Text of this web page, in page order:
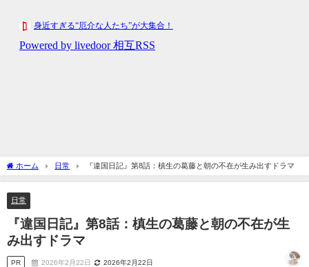
ホーム 日常 『違国日記』第8話：槙生の葛藤と朝の不在が生み出すドラマ
日常
『違国日記』第8話：槙生の葛藤と朝の不在が生
み出すドラマ
PR 2026年2月22日 2026年2月22日